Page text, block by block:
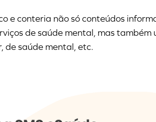
e conteria não só conteúdos
de saúde mental, mas
de saúde mental, etc.